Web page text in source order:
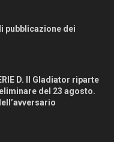
pubblicazione dei
D. Il Gladiator riparte
del 23 agosto.